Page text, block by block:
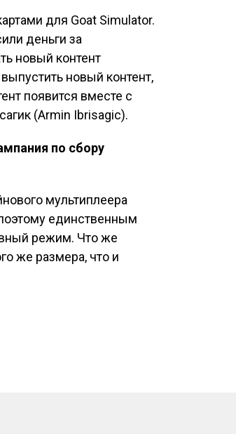
для Goat Simulator.
деньги за
новый контент
новый контент,
появится вместе с
(Armin Ibrisagic).
по сбору
мультиплеера
единственным
режим. Что же
же размера, что и